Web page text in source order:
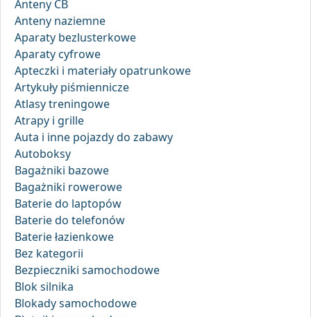
Anteny CB
Anteny naziemne
Aparaty bezlusterkowe
Aparaty cyfrowe
Apteczki i materiały opatrunkowe
Artykuły piśmiennicze
Atlasy treningowe
Atrapy i grille
Auta i inne pojazdy do zabawy
Autoboksy
Bagażniki bazowe
Bagażniki rowerowe
Baterie do laptopów
Baterie do telefonów
Baterie łazienkowe
Bez kategorii
Bezpieczniki samochodowe
Blok silnika
Blokady samochodowe